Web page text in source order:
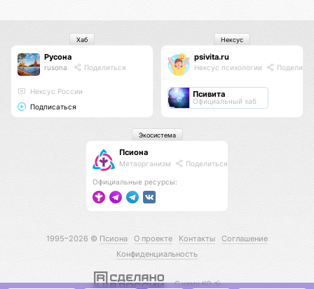
Русона
rusona Поделиться
Нексус России
Подписаться
Хаб
psivita.ru
Нексус психологии
Псивита
Официальный хаб
Нексус
Псиона
Метаорганизм Поделиться
Официальные ресурсы:
Экосистема
1995–2026 © Псиона О проекте Контакты
Соглашение
Конфиденциальность
С нами КО 🕉️